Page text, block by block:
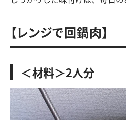
【レンジで回鍋肉】
＜材料＞2人分